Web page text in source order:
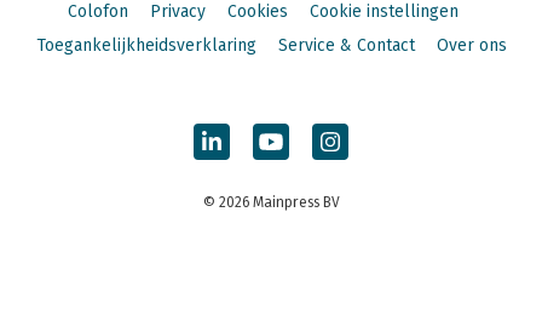
Colofon
Privacy Cookies
Cookie instellingen
Toegankelijkheidsverklaring
Service & Contact Over ons
© 2026 Mainpress BV